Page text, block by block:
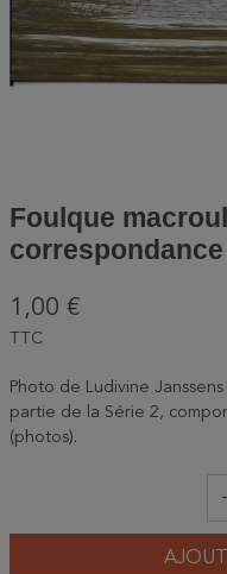
Foulque
1,00 €
TTC
Photo de Ludivine
partie de la Série 2,
(photos).
-